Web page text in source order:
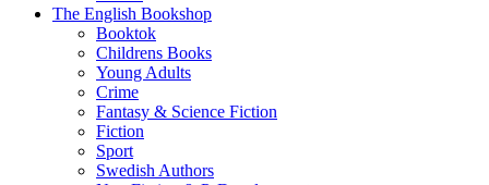
The English Bookshop
Booktok
Childrens Books
Young Adults
Crime
Fantasy & Science Fiction
Fiction
Sport
Swedish Authors